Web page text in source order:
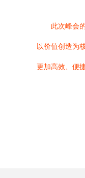
此次峰会
以价值创造为
更加高效、便